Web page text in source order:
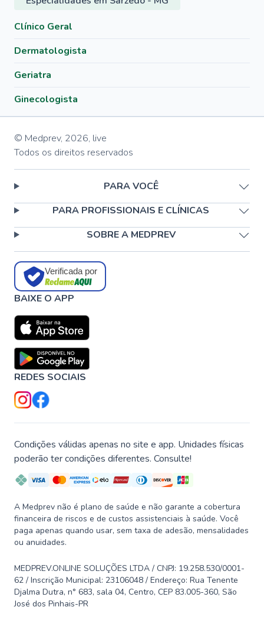
Clínico Geral
Dermatologista
Geriatra
Ginecologista
© Medprev, 2026, live
Todos os direitos reservados
PARA VOCÊ
PARA PROFISSIONAIS E CLÍNICAS
SOBRE A MEDPREV
Verificada por
BAIXE O APP
REDES SOCIAIS
Condições válidas apenas no site e app. Unidades físicas
poderão ter condições diferentes. Consulte!
A Medprev não é plano de saúde e não garante a cobertura
financeira de riscos e de custos assistenciais à saúde. Você
paga apenas quando usar, sem taxa de adesão, mensalidades
ou anuidades.
MEDPREV.ONLINE SOLUÇÕES LTDA / CNPJ: 19.258.530/0001-
62 / Inscrição Municipal: 23106048 / Endereço: Rua Tenente
Djalma Dutra, n° 683, sala 04, Centro, CEP 83.005-360, São
José dos Pinhais-PR